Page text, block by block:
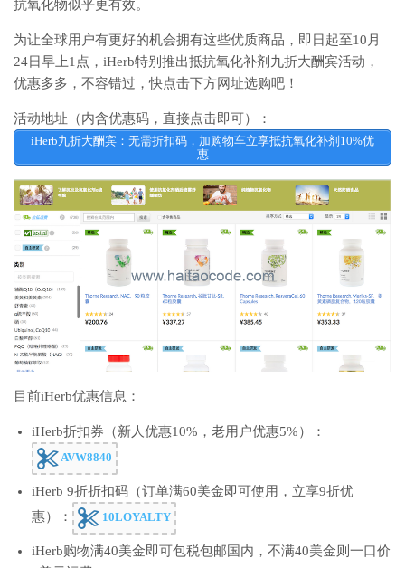
抗氧化物似乎更有效。
为让全球用户有更好的机会拥有这些优质商品，即日起至10月
24日早上1点，iHerb特别推出抵抗氧化补剂九折大酬宾活动，
优惠多多，不容错过，快点击下方网址选购吧！
活动地址（内含优惠码，直接点击即可）：
iHerb九折大酬宾：无需折扣码，加购物车立享抵抗氧化补剂10%优
惠
目前iHerb优惠信息：
iHerb折扣券（新人优惠10%，老用户优惠5%）：
AVW8840
iHerb 9折折扣码（订单满60美金即可使用，立享9折优
惠）：
10LOYALTY
iHerb购物满40美金即可包税包邮国内，不满40美金则一口价